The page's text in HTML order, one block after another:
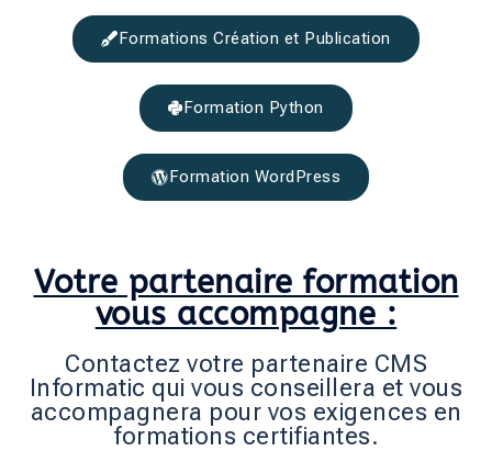
Formations Création et Publication
Formation Python
Formation WordPress
Votre partenaire formation
vous accompagne :
Contactez votre partenaire CMS
Informatic qui vous conseillera et vous
accompagnera pour vos exigences en
formations certifiantes.